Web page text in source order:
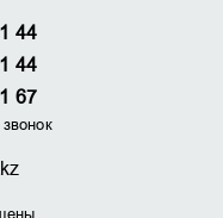
44
44
67